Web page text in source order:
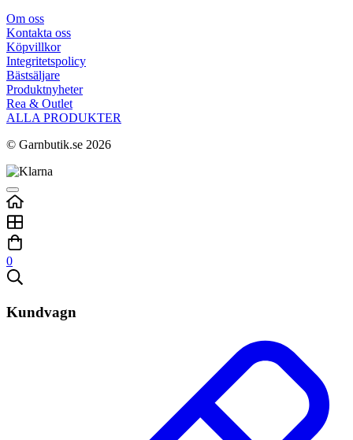
Om oss
Kontakta oss
Köpvillkor
Integritetspolicy
Bästsäljare
Produktnyheter
Rea & Outlet
ALLA PRODUKTER
© Garnbutik.se 2026
0
Kundvagn